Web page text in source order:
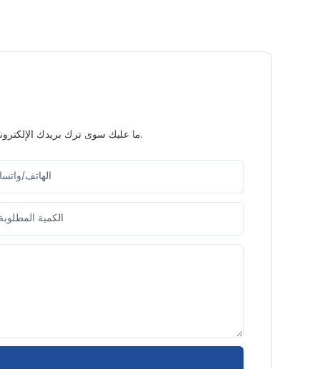
ما عليك سوى ترك بريدك الإلكتروني أو رقم هاتفك في نموذج الاتصال حتى نتمكن من إرسال عرض أسعار مجاني لمجموعة واسعة من التصاميم لدينا.
الهاتف/
الكمية المطلوبة